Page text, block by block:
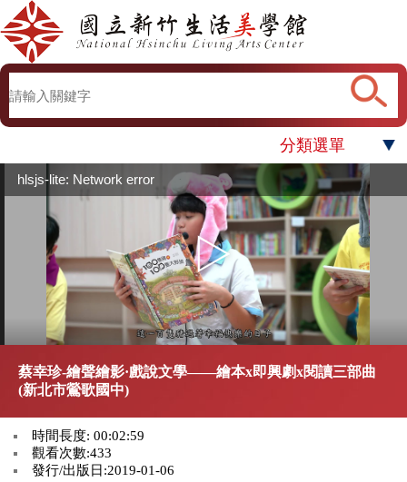
分類選單
hlsjs-lite: Network error
蔡幸珍-繪聲繪影·戲說文學——繪本x即興劇x閱讀三部曲
(新北市鶯歌國中)
時間長度: 00:02:59
觀看次數:433
發行/出版日:2019-01-06